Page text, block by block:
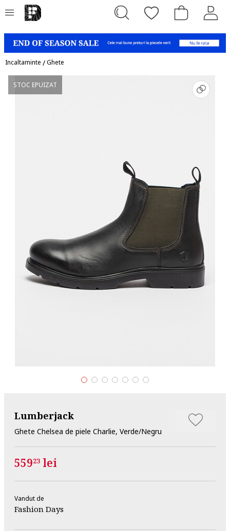
Incaltaminte /Ghete
STOC EPUIZAT
Lumberjack
Ghete Chelsea de piele Charlie, Verde/Negru
55923 lei
Vandut de
Fashion Days